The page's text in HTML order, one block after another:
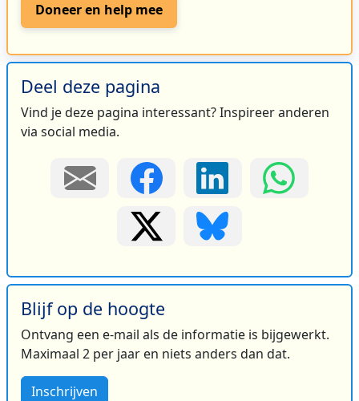
Doneer en help mee
Deel deze pagina
Vind je deze pagina interessant? Inspireer anderen
via social media.
Blijf op de hoogte
Ontvang een e-mail als de informatie is bijgewerkt.
Maximaal 2 per jaar en niets anders dan dat.
Inschrijven